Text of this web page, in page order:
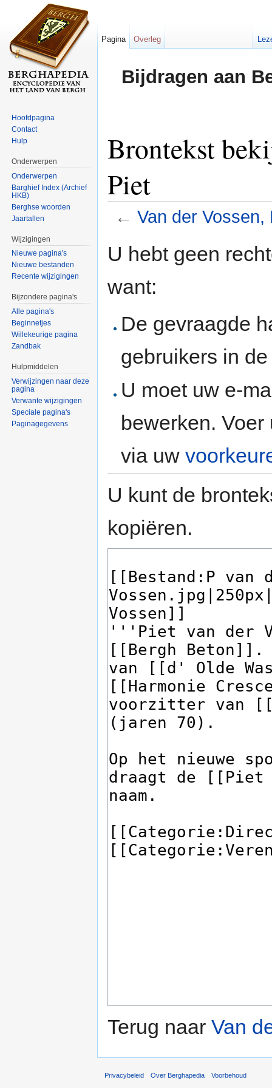
Bijdragen aan
Brontekst
Piet
← Van der Vossen,
U hebt geen
want:
De gevraagde
gebruikers in
U moet uw e-
bewerken.
via uw
U kunt de
kopiëren.
Terug naar Van
Pagina Overleg
Hoofdpagina
Contact
Hulp
Onderwerpen
Onderwerpen
Barghief Index (Archief
HKB)
Berghse woorden
Jaartallen
Wijzigingen
Nieuwe pagina's
Nieuwe bestanden
Recente wijzigingen
Bijzondere pagina's
Alle pagina's
Beginnetjes
Willekeurige pagina
Zandbak
Hulpmiddelen
Verwijzingen naar deze
pagina
Verwante wijzigingen
Speciale pagina's
Paginagegevens
Privacybeleid Over Berghapedia Voorbehoud